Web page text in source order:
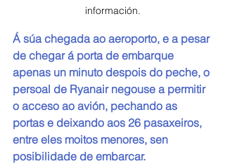
información.
Á súa chegada ao aeroporto, e a pesar
de chegar á porta de embarque
apenas un minuto despois do peche, o
persoal de Ryanair negouse a permitir
o acceso ao avión, pechando as
portas e deixando aos 26 pasaxeiros,
entre eles moitos menores, sen
posibilidade de embarcar.